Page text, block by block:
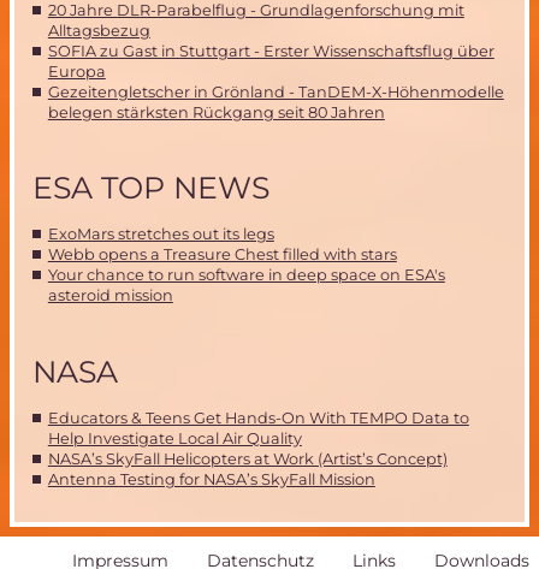
20 Jahre DLR-Parabelflug - Grundlagenforschung mit
Alltagsbezug
SOFIA zu Gast in Stuttgart - Erster Wissenschaftsflug über
Europa
Gezeitengletscher in Grönland - TanDEM-X-Höhenmodelle
belegen stärksten Rückgang seit 80 Jahren
ESA TOP NEWS
ExoMars stretches out its legs
Webb opens a Treasure Chest filled with stars
Your chance to run software in deep space on ESA's
asteroid mission
NASA
Educators & Teens Get Hands-On With TEMPO Data to
Help Investigate Local Air Quality
NASA’s SkyFall Helicopters at Work (Artist’s Concept)
Antenna Testing for NASA’s SkyFall Mission
NavigationImpressum Datenschutz Links Downloads